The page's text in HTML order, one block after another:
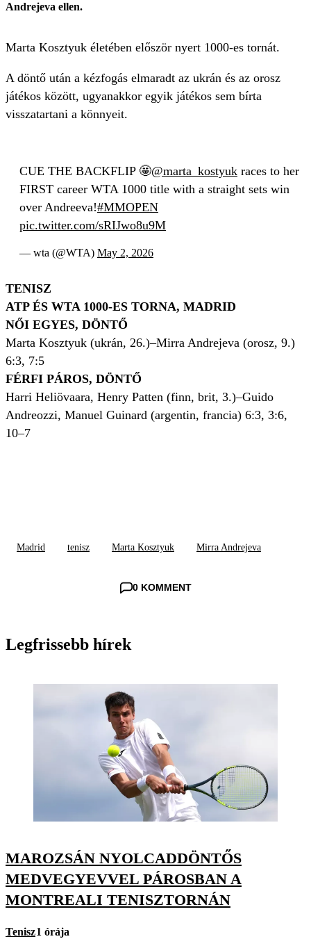
Andrejeva ellen.
Marta Kosztyuk életében először nyert 1000-es tornát.
A döntő után a kézfogás elmaradt az ukrán és az orosz
játékos között, ugyanakkor egyik játékos sem bírta
visszatartani a könnyeit.
CUE THE BACKFLIP 🤩@marta_kostyuk races to her
FIRST career WTA 1000 title with a straight sets win
over Andreeva!#MMOPEN
pic.twitter.com/sRIJwo8u9M
— wta (@WTA) May 2, 2026
TENISZ
ATP ÉS WTA 1000-ES TORNA, MADRID
NŐI EGYES, DÖNTŐ
Marta Kosztyuk (ukrán, 26.)–Mirra Andrejeva (orosz, 9.)
6:3, 7:5
FÉRFI PÁROS, DÖNTŐ
Harri Heliövaara, Henry Patten (finn, brit, 3.)–Guido
Andreozzi, Manuel Guinard (argentin, francia) 6:3, 3:6,
10–7
Madrid tenisz Marta Kosztyuk Mirra Andrejeva
0 KOMMENT
Legfrissebb hírek
MAROZSÁN NYOLCADDÖNTŐS
MEDVEGYEVVEL PÁROSBAN A
MONTREALI TENISZTORNÁN
Tenisz1 órája